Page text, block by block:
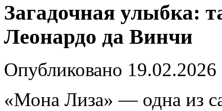
Загадочная
Леонардо да Винчи
Опубликовано 19.02.2026
«Мона Лиза» — одна из